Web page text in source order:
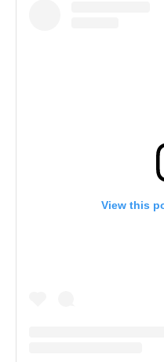
View this